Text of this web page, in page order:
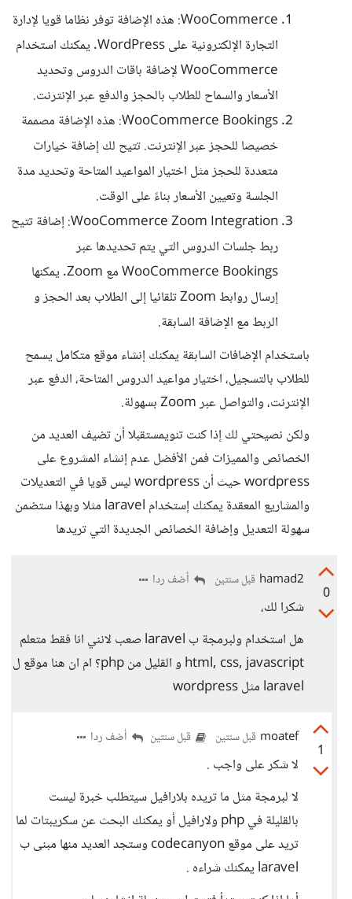
WooCommerce: هذه الإضافة توفر نظاما قويا لإدارة
التجارة الإلكترونية على WordPress. يمكنك استخدام
WooCommerce لإضافة باقات الدروس وتحديد
الأسعار والسماح للطلاب بالحجز والدفع عبر الإنترنت.
WooCommerce Bookings: هذه الإضافة مصممة
خصيصا للحجز عبر الإنترنت. تتيح لك إضافة خيارات
متعددة للحجز مثل اختيار المواعيد المتاحة وتحديد مدة
الجلسة وتعيين الأسعار بناءً على الوقت.
WooCommerce Zoom Integration: إضافة تتيح
ربط جلسات الدروس التي يتم تحديدها عبر
WooCommerce Bookings مع Zoom. يمكنها
إرسال روابط Zoom تلقائيا إلى الطلاب بعد الحجز و
الربط مع الإضافة السابقة.
باستخدام الإضافات السابقة يمكنك إنشاء موقع متكامل يسمح
للطلاب بالتسجيل، اختيار مواعيد الدروس المتاحة، الدفع عبر
الإنترنت، والتواصل عبر Zoom بسهولة.
ولكن نصيحتي لك إذا كنت تنويمستقبلا أن تضيف العديد من
الخصائص والمميزات فمن الأفضل عدم إنشاء المشروع على
wordpress حيث أن wordpress ليس قويا في التعديلات
والمشاريع المعقدة يمكنك إستخدام laravel مثلا وبهذا ستضمن
سهولة التعديل وإضافة الخصائص الجديدة التي تريدها
0
hamad2 قبل سنتين أضف ردا
شكرا لك،
هل استخدام ولبرمجة ب laravel صعب لانني انا فقط متعلم
html, css, javascript و القليل من php؟ ام ان هنا موقع ل
laravel مثل wordpress
1
moatef قبل سنتين قبل سنتين أضف ردا
لا شكر على واجب .
لا لبرمجة مثل ما تريده بلارافيل سيتطلب خبرة ليست
بالقليلة في php ولارافيل أو يمكنك البحث عن سكريبتات لما
تريد على موقع codecanyon وستجد العديد منها مبنى ب
laravel يمكنك شراءه .